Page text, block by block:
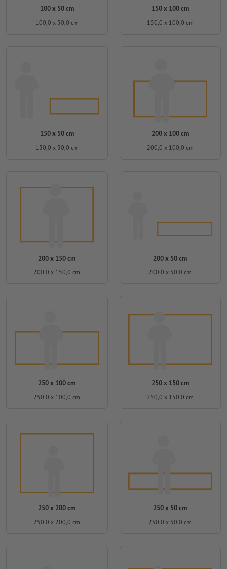
100 x 50 cm
100,0 x 50,0 cm
150 x 100 cm
150,0 x 100,0 cm
150 x 50 cm
150,0 x 50,0 cm
200 x 100 cm
200,0 x 100,0 cm
200 x 150 cm
200,0 x 150,0 cm
200 x 50 cm
200,0 x 50,0 cm
250 x 100 cm
250,0 x 100,0 cm
250 x 150 cm
250,0 x 150,0 cm
250 x 200 cm
250,0 x 200,0 cm
250 x 50 cm
250,0 x 50,0 cm